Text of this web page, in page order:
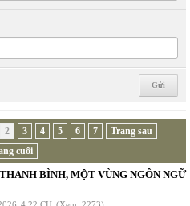
2 3 4 5 6 7
Trang sau
cuối
BÌNH, MỘT VÙNG NGÔN NGỮ